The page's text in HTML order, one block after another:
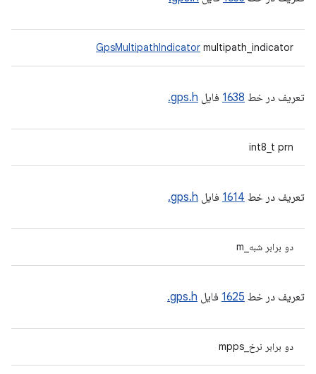
GpsMultipathIndicator multipath_indicator
تعریف در خط 1638 فایل gps.h.
int8_t prn
تعریف در خط 1614 فایل gps.h.
دو برابر شبه_m
تعریف در خط 1625 فایل gps.h.
دو برابر نرخ_mpps